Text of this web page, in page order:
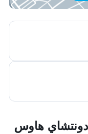
دونتشاي هاوس